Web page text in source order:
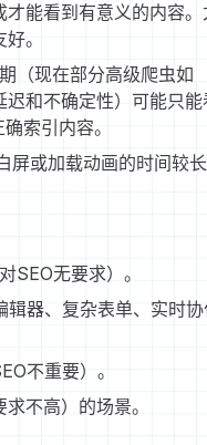
能看到有意义的内容。
。
（现在部分高级爬虫如
和不确定性）可能只能
索引内容。
屏或加载动画的时间较
SEO无要求）。
辑器、复杂表单、实时
不重要）。
不高）的场景。